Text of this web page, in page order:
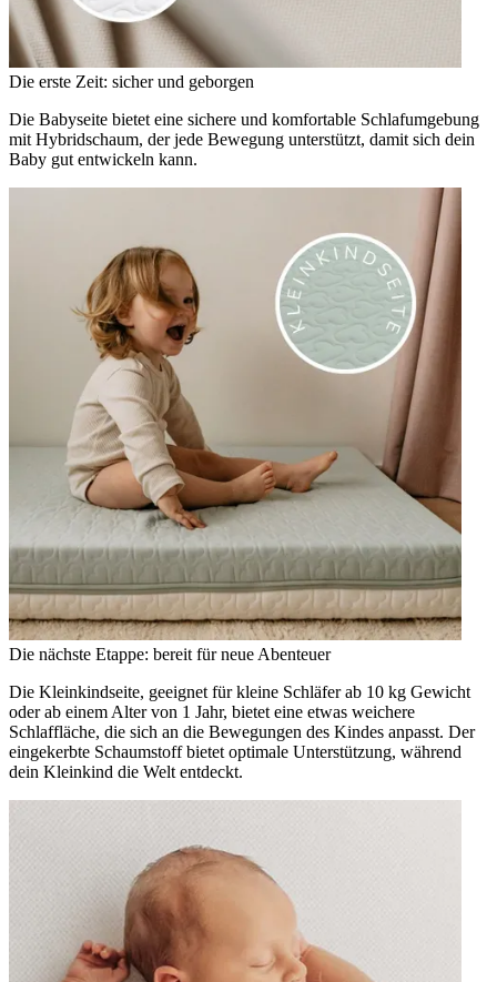
Die erste Zeit: sicher und geborgen
Die Babyseite bietet eine sichere und komfortable Schlafumgebung
mit Hybridschaum, der jede Bewegung unterstützt, damit sich dein
Baby gut entwickeln kann.
Die nächste Etappe: bereit für neue Abenteuer
Die Kleinkindseite, geeignet für kleine Schläfer ab 10 kg Gewicht
oder ab einem Alter von 1 Jahr, bietet eine etwas weichere
Schlaffläche, die sich an die Bewegungen des Kindes anpasst. Der
eingekerbte Schaumstoff bietet optimale Unterstützung, während
dein Kleinkind die Welt entdeckt.